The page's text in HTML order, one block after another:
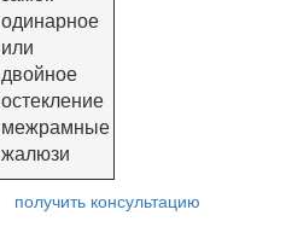
одинарное
или
двойное
остекление
межрамные
жалюзи
получить консультацию